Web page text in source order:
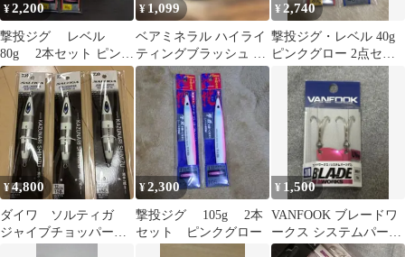
¥2,200
撃投ジグ レベル
80g 2本セット ピンク
グロー
¥1,099
ベアミネラル ハイライ
ティングブラッシュ ジ
ェンヌードハイライタ
ーピンクグロー
¥2,740
撃投ジグ・レベル 40g
ピンクグロー 2点セッ
¥4,800
ダイワ ソルティガ
ジャイブチョッパー
¥2,300
撃投ジグ 105g 2本
セット ピンクグロー
¥ 1,500
VANFOOK ブレードワ
ークス システムパーツ
ダブル #1/0 ピンク